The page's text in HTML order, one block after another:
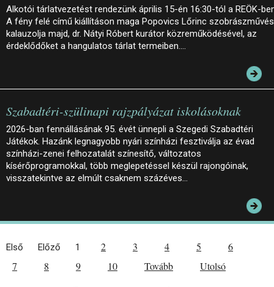
Alkotói tárlatvezetést rendezünk április 15-én 16:30-tól a REÖK-
A fény felé című kiállításon maga Popovics Lőrinc
kalauzolja majd, dr. Nátyi Róbert kurátor közreműködésével, az
érdeklődőket a hangulatos tárlat termeiben.…
Szabadtéri-szülinapi rajzpályázat iskolásoknak
2026-ban fennállásának 95. évét ünnepli a Szegedi Szabadtéri
Játékok. Hazánk legnagyobb nyári színházi fesztiválja az évad
színházi-zenei felhozatalát színesítő, változatos
kísérőprogramokkal, több meglepetéssel készül rajongóinak,
visszatekintve az elmúlt csaknem százéves…
Első Előző 1 2 3 4 5
6
7
8 9 10 Tovább Utolsó